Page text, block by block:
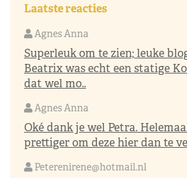
Laatste reacties
Agnes Anna
Superleuk om te zien; leuke
Beatrix was echt een statige
dat wel mo..
Agnes Anna
Oké dank je wel Petra.
prettiger om deze hier dan te
Peterenirene@hotmail.nl